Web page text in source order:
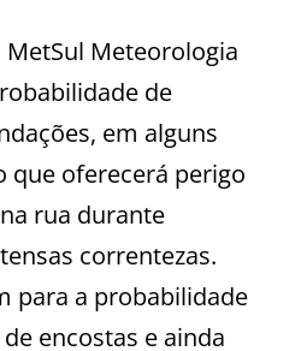
MetSul Meteorologia
de
em alguns
que oferecerá perigo
rua durante
correntezas.
para a probabilidade
encostas e ainda